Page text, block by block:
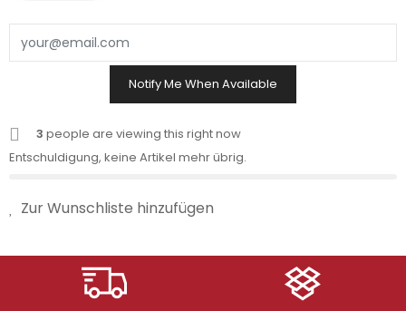
Notify Me When Available
3 people are viewing this right now
Entschuldigung, keine Artikel mehr übrig.
Zur Wunschliste hinzufügen